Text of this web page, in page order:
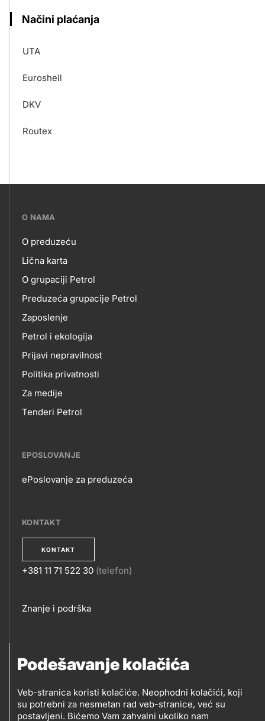
Podešavanje kolačića
Veb-stranica koristi kolačiće. Neophodni kolačići, koji
su potrebni za nesmetan rad veb-stranice, već su
postavljeni. Bićemo Vam zahvalni ukoliko nam
Načini plaćanja
UTA
Euroshell
DKV
Routex
???
skupno.footer-
title???
O NAMA
O
NAMA
O preduzeću
Lična karta
O grupaciji Petrol
Preduzeća grupacije Petrol
Zaposlenje
Petrol i ekologija
Prijavi nepravilnost
Politika privatnosti
Za medije
Tenderi Petrol
EPOSLOVANJE
ePoslovanje za preduzeća
KONTAKT
KONTAKT
+381 11 71 522 30 (telefon)
Footer
Znanje i podrška
PRATITE
Petrol d.o.o. Beograd
Zmajeva 12V, 11080 Beograd (Zemun), Srbija